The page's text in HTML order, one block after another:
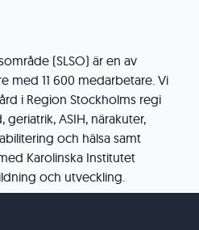
(SLSO) är en av
med 11 600 medarbetare. Vi
i Region Stockholms regi
ASIH, närakuter,
och hälsa samt
Karolinska Institutet
och utveckling.